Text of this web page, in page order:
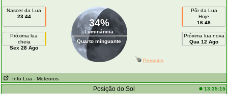
Nascer da Lua
23:44
Próxima lua
cheia
Sex 28 Ago
34%
Luminância
Quarto minguante
Pôr da Lua
Hoje
16:48
Próxima lua nova
Qua 12 Ago
Perseids
Info Lua - Meteoros
Posição do Sol 13:35:15